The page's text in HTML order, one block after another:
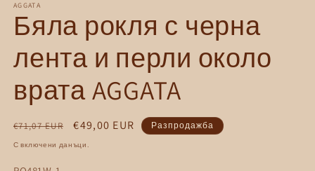
мултимедия
1
в
модален
AGGATA
Бяла рокля с черна
лента и перли около
врата AGGATA
Обичайна
цена
€71,07 EUR
Цена
при
€49,00 EUR Разпродажба
С включени данъци.